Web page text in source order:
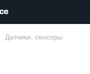
Датчики, сенсоры